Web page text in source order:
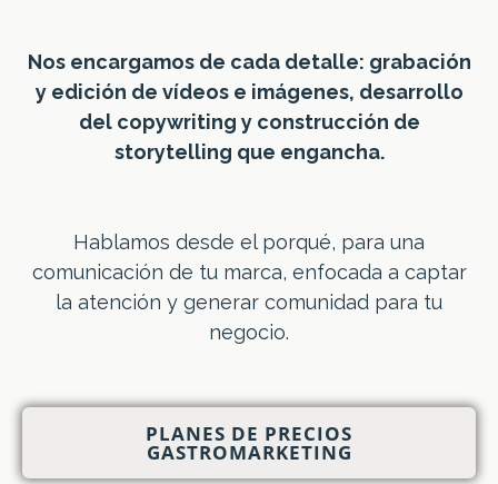
Nos encargamos de cada detalle: grabación
y edición de vídeos e imágenes, desarrollo
del copywriting y construcción de
storytelling que engancha.
Hablamos desde el porqué, para una
comunicación de tu marca, enfocada a captar
la atención y generar comunidad para tu
negocio.
PLANES DE PRECIOS
GASTROMARKETING